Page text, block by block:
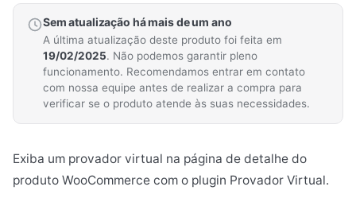
Sem atualização há mais de um ano
A última atualização deste produto foi feita em
19/02/2025. Não podemos garantir pleno
funcionamento. Recomendamos entrar em contato
com nossa equipe antes de realizar a compra para
verificar se o produto atende às suas necessidades.
Exiba um provador virtual na página de detalhe do
produto WooCommerce com o plugin Provador Virtual.